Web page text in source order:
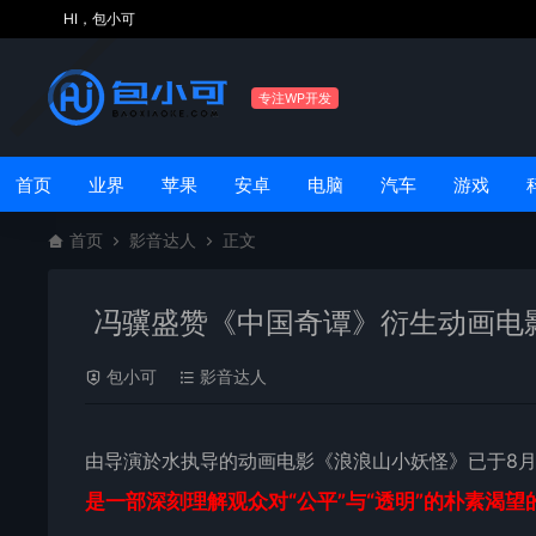
HI，包小可
专注WP开发
首页 业界 苹果 安卓 电脑 汽车 游戏
首页 影音达人 正文
冯骥盛赞《中国奇谭》衍生动画电
包小可 影音达人
由导演於水执导的动画电影《浪浪山小妖怪》已于8
是一部深刻理解观众对“公平”与“透明”的朴素渴